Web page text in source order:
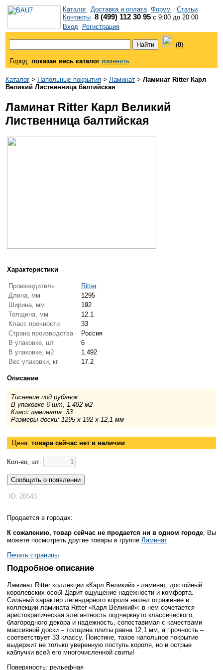
Каталог Доставка и оплата Форум
Статьи
Контакты 8 (499) 112 30 95 с 9:00 до 20:00
Вход
Регистрация
(0)
Город: показан весь каталог изменить
Каталог > Напольные покрытия > Ламинат > Ламинат Ritter Карл
Великий Лиственница балтийская
Ламинат Ritter Карл Великий
Лиственница балтийская
Характеристики
Производитель
Ritter
Длина, мм
1295
Ширина, мм
192
Толщина, мм
12.1
Класс прочности
33
Страна производства
Россия
В упаковке, шт.
6
В упаковке, м2
1.492
Вес упаковки, кг
17.2
Описание
Тиснение под рубанок
В упаковке 6 шт, 1.492 м2
Класс ламината: 33
Размеры доски: 1295 x 192 x 12,1 мм
Цена: товара сейчас нет в наличии
Кол-во, шт:
Сообщить о появлении
ID: 20543
Продается в городах:
К сожалению, товар сейчас не продается ни в одном городе, Вы
можете посмотреть другие товары в группе Ламинат
Печать страницы
Подробное описание
Ламинат Ritter коллекции «Карл Великий» - ламинат, достойный
королевских особ! Дарит ощущение надежности и комфорта.
Сильный характер легендарного короля нашел отражение в
коллекции ламината Ritter «Карл Великий»: в нем сочетается
аристократическая элегантность подчеркнуто классического,
благородного декора и надежность, сопоставимая с качествами
массивной доски – толщина плиты равна 12,1 мм, а прочность –
соответствует 33 классу. Поистине, такое напольное покрытие
выдержит не только уверенную поступь короля, но и острые
каблучки всей его многочисленной свиты!
Поверхность: рельефная